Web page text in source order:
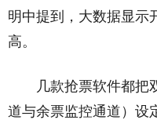
明中提到，大数据显示
高。
几款抢票软件都把双
道与余票监控通道）设